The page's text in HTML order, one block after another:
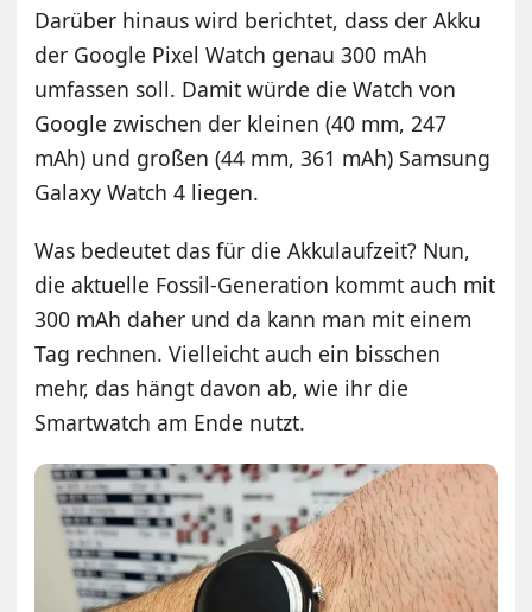
Darüber hinaus wird berichtet, dass der Akku
der Google Pixel Watch genau 300 mAh
umfassen soll. Damit würde die Watch von
Google zwischen der kleinen (40 mm, 247
mAh) und großen (44 mm, 361 mAh) Samsung
Galaxy Watch 4 liegen.
Was bedeutet das für die Akkulaufzeit? Nun,
die aktuelle Fossil-Generation kommt auch mit
300 mAh daher und da kann man mit einem
Tag rechnen. Vielleicht auch ein bisschen
mehr, das hängt davon ab, wie ihr die
Smartwatch am Ende nutzt.